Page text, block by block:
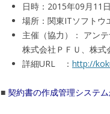
日時：2015年09月11
場所：関東ITソフトウ
主催（協力）： アン
株式会社ＰＦＵ、株式
詳細URL ： http://
■ 契約書の作成管理システ